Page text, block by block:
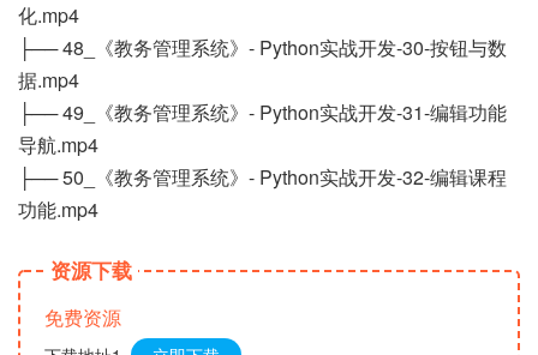
化.mp4
├── 48_《教务管理系统》- Python实战开发-30-按钮与数
据.mp4
├── 49_《教务管理系统》- Python实战开发-31-编辑功能
导航.mp4
├── 50_《教务管理系统》- Python实战开发-32-编辑课程
功能.mp4
资源下载
免费资源